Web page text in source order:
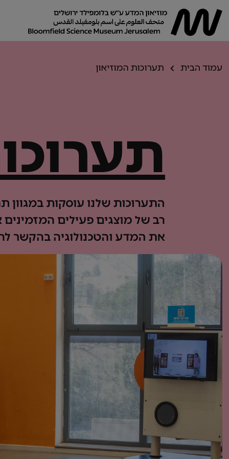
עמוד הבית תערוכות המוזיאון
התערוכות שלנו עוסקות במגוון
רב של מוצגים פעילים
את המדע והטכנולוגיה בהקשר